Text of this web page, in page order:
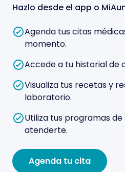
Hazlo desde el app o
Agenda tus citas
momento.
Accede a tu historial de
Visualiza tus recetas y
laboratorio.
Utiliza tus programas
atenderte.
Agenda tu cita